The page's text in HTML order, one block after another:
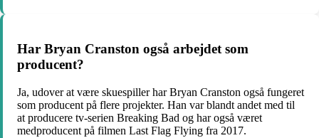
Har Bryan Cranston også arbejdet som
producent?
Ja, udover at være skuespiller har Bryan Cranston også fungeret
som producent på flere projekter. Han var blandt andet med til
at producere tv-serien Breaking Bad og har også været
medproducent på filmen Last Flag Flying fra 2017.